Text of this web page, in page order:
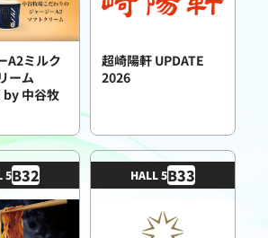
A2ミルク
ーム
中谷牧
超崎陽軒 UPDATE
2026
5B32 HALL 5B33